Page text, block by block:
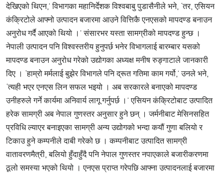
देखिएको थिएन,’ विभागका महानिर्देशक विश्वबाबु पुडासैनीले भने, ‘तर, एसियन
कंक्रिटोले आफ्नो उत्पादन बजारमा आउने वित्तिकै एनएसको मापदण्ड बनाउन
अनुरोध गर्दै आएको थियो ।’ संसारभर यस्ता सामग्रीको मापदण्ड हुन्छ ।
नेपाली उत्पादन पनि विश्वस्तरीय हुनुपर्छ भनेर विभागलाई बारम्बार यसको
मापदण्ड बनाउन अनुरोध गरेको उद्योगका अध्यक्ष मनीष रुङ्गाटाले जानकारी
दिए । ‘हाम्रो मर्मलाई बुझेर विभागले पनि द्रूत गतिमा काम गर्यो,’ उनले भने,
‘त्यही भएर एनएस लिन सफल भइयो । अब सरकारले बनाएको मापदण्ड
उनीहरुले गर्ने कार्यमा अनिवार्य लागू गर्नुपर्छ ।’ एसियन कंक्रिटोबाट उत्पादित
हरेक सामग्री अब नेपाल गुणस्तर अनुसार हुने छन् । जर्मनीबाट मेसिनसहित
प्रविधि ल्याएर बनाइएका सामग्री अन्य उद्योगको भन्दा कयौं गुणा बलियो र
टिकाउ हुने कम्पनीले दाबी गरेको छ । कम्पनीबाट उत्पादित सामग्री
वातावरणमैत्री, बलियो हुँदाहुँदै पनि नेपाल गुणस्तर नपाएकाले बजारीकरणमा
ठूलो समस्या भएको थियो । एनएस प्राप्त गरेपछि आफ्ना उत्पादनलाई बजारमा